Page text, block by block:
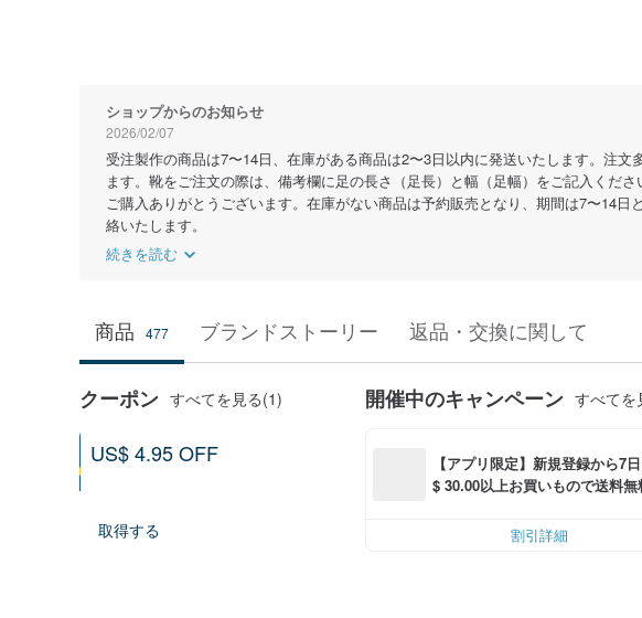
ショップからのお知らせ
2026/02/07
受注製作の商品は7〜14日、在庫がある商品は2〜3日以内に発送いたします。注
ます。靴をご注文の際は、備考欄に足の長さ（足長）と幅（足幅）をご記入くだ
ご購入ありがとうございます。在庫がない商品は予約販売となり、期間は7〜14
絡いたします。
続きを読む
商品 477 ブランドストーリー 返品・交換に関して
クーポン すべてを見る(1)
US$ 4.95 OFF
取得する
開催中のキャンペーン すべてを
【アプリ限定】新規登録から7
$ 30.00以上お買いもので送料無
割引詳細